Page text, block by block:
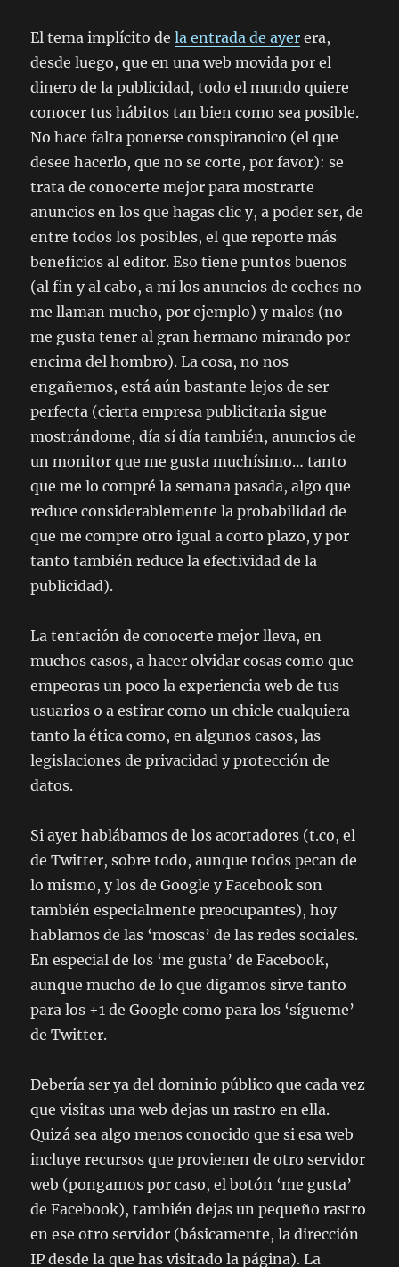
El tema implícito dela entrada de ayer era,
desde luego, que en una web movida por el
dinero de la publicidad, todo el mundo quiere
conocer tus hábitos tan bien como sea posible.
No hace falta ponerse conspiranoico (el que
desee hacerlo, que no se corte, por favor): se
trata de conocerte mejor para mostrarte
anuncios en los que hagas clic y, a poder ser, de
entre todos los posibles, el que reporte más
beneficios al editor. Eso tiene puntos buenos
(al fin y al cabo, a mí los anuncios de coches no
me llaman mucho, por ejemplo) y malos (no
me gusta tener al gran hermano mirando por
encima del hombro). La cosa, no nos
engañemos, está aún bastante lejos de ser
perfecta (cierta empresa publicitaria sigue
mostrándome, día sí día también, anuncios de
un monitor que me gusta muchísimo… tanto
que me lo compré la semana pasada, algo que
reduce considerablemente la probabilidad de
que me compre otro igual a corto plazo, y por
tanto también reduce la efectividad de la
publicidad).
La tentación de conocerte mejor lleva, en
muchos casos, a hacer olvidar cosas como que
empeoras un poco la experiencia web de tus
usuarios o a estirar como un chicle cualquiera
tanto la ética como, en algunos casos, las
legislaciones de privacidad y protección de
datos.
Si ayer hablábamos de los acortadores (t.co, el
de Twitter, sobre todo, aunque todos pecan de
lo mismo, y los de Google y Facebook son
también especialmente preocupantes), hoy
hablamos de las ‘moscas’ de las redes sociales.
En especial de los ‘me gusta’ de Facebook,
aunque mucho de lo que digamos sirve tanto
para los +1 de Google como para los ‘sígueme’
de Twitter.
Debería ser ya del dominio público que cada vez
que visitas una web dejas un rastro en ella.
Quizá sea algo menos conocido que si esa web
incluye recursos que provienen de otro servidor
web (pongamos por caso, el botón ‘me gusta’
de Facebook), también dejas un pequeño rastro
en ese otro servidor (básicamente, la dirección
IP desde la que has visitado la página). La